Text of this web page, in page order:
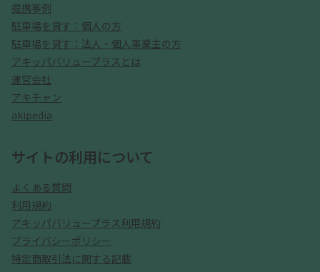
提携事例
駐車場を貸す：個人の方
駐車場を貸す：法人・個人事業主の方
アキッパバリュープラスとは
運営会社
アキチャン
akipedia
サイトの利用について
よくある質問
利用規約
アキッパバリュープラス利用規約
プライバシーポリシー
特定商取引法に関する記載